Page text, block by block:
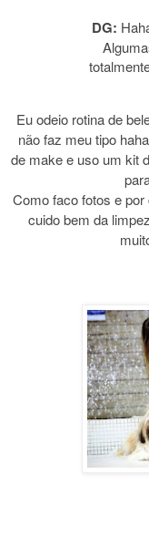
DG:
Eu odeio rotina de
não faz meu tipo
de make e uso um kit
Como faco fotos e
cuido bem da